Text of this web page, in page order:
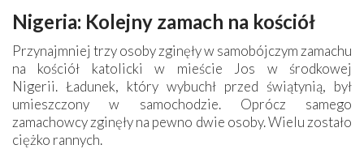
Nigeria: Kolejny zamach na kościół
Przynajmniej trzy osoby zginęły w samobójczym zamachu
na kościół katolicki w mieście Jos w środkowej
Nigerii. Ładunek, który wybuchł przed świątynią, był
umieszczony w samochodzie. Oprócz samego
zamachowcy zginęły na pewno dwie osoby. Wielu zostało
ciężko rannych.